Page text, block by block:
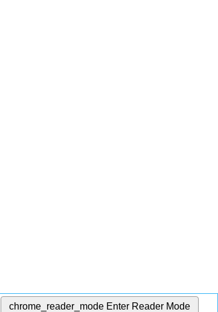
chrome_reader_mode Enter Reader Mode